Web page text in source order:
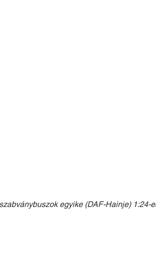
egyike (DAF-Hainje) 1:24-